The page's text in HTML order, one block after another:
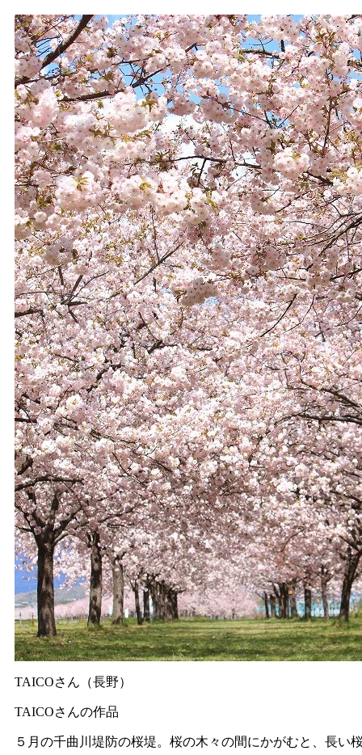
TAICOさん（長野）
TAICOさんの作品
５月の千曲川堤防の桜堤。桜の木々の間にかがむと、長い